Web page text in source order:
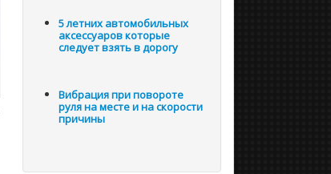
5 летних автомобильных
аксессуаров которые
следует взять в дорогу
Вибрация при повороте
руля на месте и на скорости
причины